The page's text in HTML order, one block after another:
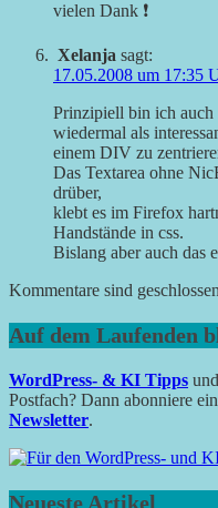
vielen Dank ❗
Xelanja sagt:
17.05.2008 um 17:35
Prinzipiell bin ich auch
wiedermal als
einem DIV zu
Das Textarea ohne
drüber,
klebt es im Firefox
Handstände in css.
Bislang aber auch das
Kommentare sind
Auf dem Laufenden
WordPress- & KI Tipps
Postfach? Dann abonniere
Newsletter.
Neueste Artikel